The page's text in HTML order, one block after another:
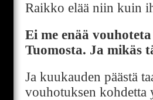
Raikko elää niin kuin
Ei me enää
Tuomosta. Ja mikäs
Ja kuukauden päästä
vouhotuksen kohdetta